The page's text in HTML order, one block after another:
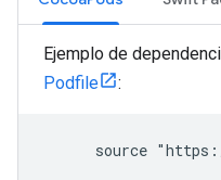
Ejemplo de
Podfile
:
source